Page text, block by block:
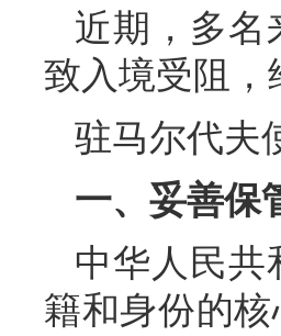
近期，多名
致入境受阻，
驻马尔代夫
一、妥善保
中华人民共
籍和身份的